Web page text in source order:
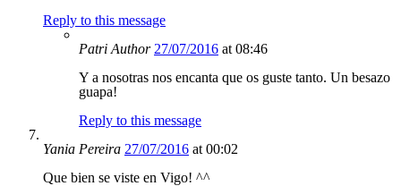
Reply to this message
Patri Author 27/07/2016 at 08:46
Y a nosotras nos encanta que os guste tanto. Un besazo
guapa!
Reply to this message
Yania Pereira 27/07/2016 at 00:02
Que bien se viste en Vigo! ^^